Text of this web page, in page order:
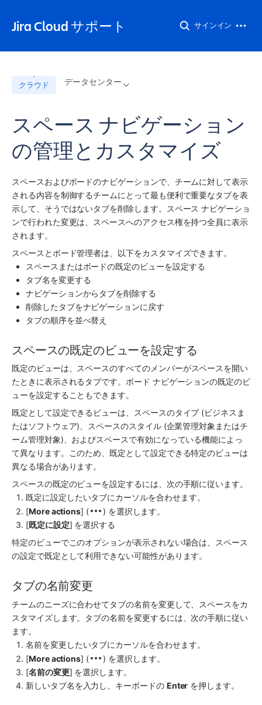
Jira Cloud サポート サインイン
クラウド データセンター
スペース ナビゲーション
の管理とカスタマイズ
スペースおよびボードのナビゲーションで、チームに対して表示
される内容を制御するチームにとって最も便利で重要なタブを表
示して、そうではないタブを削除します。
スペース ナビゲーショ
ンで行われた変更は、 スペースへのアクセス権を持つ全員に表示
されます。
スペース とボード管理者は、以下をカスタマイズできます。
スペース またはボードの既定のビューを設定する
タブ名を変更する
ナビゲーションからタブを削除する
削除したタブをナビゲーションに戻す
タブの順序を並べ替え
スペースの既定のビューを設定する
既定のビューは、 スペースのすべてのメンバーがスペースを開い
たときに表示されるタブです。ボード ナビゲーションの既定のビ
ューを設定することもできます。
既定として設定できるビューは、スペースのタイプ (ビジネスま
たはソフトウェア)、スペースのスタイル (企業管理対象またはチ
ーム管理対象)、およびスペースで有効になっている機能によっ
て異なります。このため、既定として設定できる特定のビューは
異なる場合があります。
スペースの既定のビューを設定するには、次の手順に従います。
既定に設定したいタブにカーソルを合わせます。
[More actions] (
) を選択します。
[既定に設定] を選択する
特定のビューでこのオプションが表示されない場合は、スペース
の設定で既定として利用できない可能性があります。
タブの名前変更
チームのニーズに合わせてタブの名前を変更して、 スペースをカ
スタマイズします。タブの名前を変更するには、次の手順に従い
ます。
名前を変更したいタブにカーソルを合わせます。
[More actions] (
) を選択します。
[名前の変更] を選択します。
新しいタブ名を入力し、キーボードの Enter を押します。